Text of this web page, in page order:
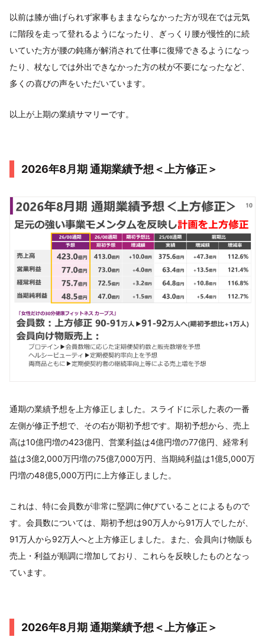
以前は膝が曲げられず家事もままならなかった方が現在では元気
に階段を走って登れるようになったり、ぎっくり腰が慢性的に続
いていた方が腰の鈍痛が解消されて仕事に復帰できるようになっ
たり、杖なしでは外出できなかった方の杖が不要になったなど、
多くの喜びの声をいただいています。
以上が上期の業績サマリーです。
2026年8月期 通期業績予想＜上方修正＞
通期の業績予想を上方修正しました。スライドに示した表の一番
左側が修正予想で、その右が期初予想です。期初予想から、売上
高は10億円増の423億円、営業利益は4億円増の77億円、経常利
益は3億2,000万円増の75億7,000万円、当期純利益は1億5,000万
円増の48億5,000万円に上方修正しました。
これは、特に会員数が非常に堅調に伸びていることによるもので
す。会員数については、期初予想は90万人から91万人でしたが、
91万人から92万人へと上方修正しました。また、会員向け物販も
売上・利益が順調に増加しており、これらを反映したものとなっ
ています。
2026年8月期 通期業績予想＜上方修正＞